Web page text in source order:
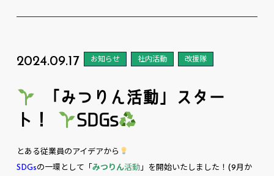
2024.09.17 お知らせ 社内活動 改援隊
「みつりん活動」スター
ト！
SDGs
とある従業員のアイデアから
SDGsの一環として「みつりん活動」を開始いたしました！(9月か